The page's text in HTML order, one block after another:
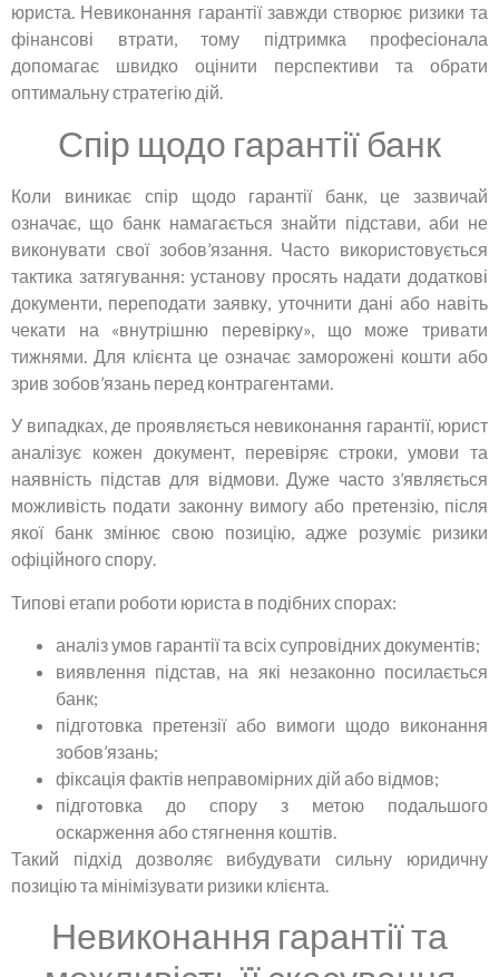
юриста. Невиконання гарантії завжди створює ризики та
фінансові втрати, тому підтримка професіонала
допомагає швидко оцінити перспективи та обрати
оптимальну стратегію дій.
Спір щодо гарантії банк
Коли виникає спір щодо гарантії банк, це зазвичай
означає, що банк намагається знайти підстави, аби не
виконувати свої зобов’язання. Часто використовується
тактика затягування: установу просять надати додаткові
документи, переподати заявку, уточнити дані або навіть
чекати на «внутрішню перевірку», що може тривати
тижнями. Для клієнта це означає заморожені кошти або
зрив зобов’язань перед контрагентами.
У випадках, де проявляється невиконання гарантії, юрист
аналізує кожен документ, перевіряє строки, умови та
наявність підстав для відмови. Дуже часто з’являється
можливість подати законну вимогу або претензію, після
якої банк змінює свою позицію, адже розуміє ризики
офіційного спору.
Типові етапи роботи юриста в подібних спорах:
аналіз умов гарантії та всіх супровідних документів;
виявлення підстав, на які незаконно посилається
банк;
підготовка претензії або вимоги щодо виконання
зобов’язань;
фіксація фактів неправомірних дій або відмов;
підготовка до спору з метою подальшого
оскарження або стягнення коштів.
Такий підхід дозволяє вибудувати сильну юридичну
позицію та мінімізувати ризики клієнта.
Невиконання гарантії та